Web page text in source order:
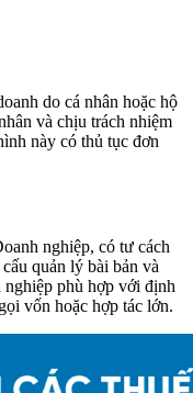
do cá nhân hoặc hộ
và chịu trách nhiệm
này có thủ tục đơn
nghiệp, có tư cách
quản lý bài bản và
phù hợp với định
vốn hoặc hợp tác lớn.